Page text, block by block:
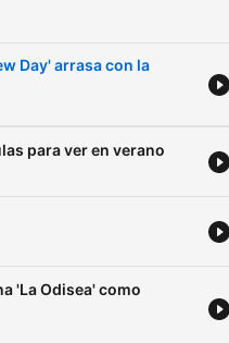
Day' arrasa con la
para ver en verano
'La Odisea' como